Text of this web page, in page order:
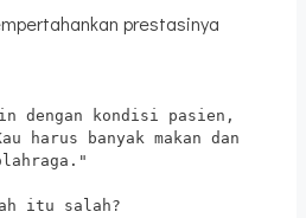
prestasinya
dengan kondisi pasien,
harus banyak makan dan
itu salah?